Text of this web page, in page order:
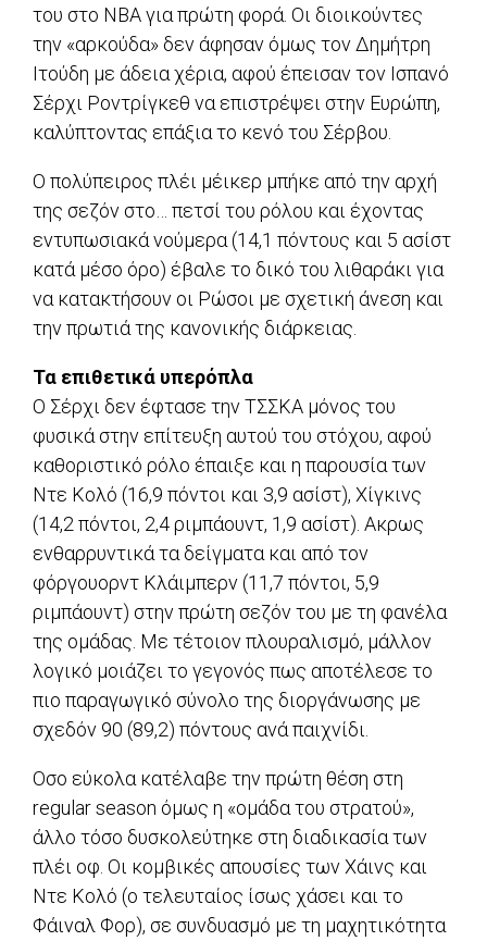
του στο ΝΒΑ για πρώτη φορά. Οι διοικούντες
την «αρκούδα» δεν άφησαν όμως τον Δημήτρη
Ιτούδη με άδεια χέρια, αφού έπεισαν τον Ισπανό
Σέρχι Ροντρίγκεθ να επιστρέψει στην Ευρώπη,
καλύπτοντας επάξια το κενό του Σέρβου.
Ο πολύπειρος πλέι μέικερ μπήκε από την αρχή
της σεζόν στο… πετσί του ρόλου και έχοντας
εντυπωσιακά νούμερα (14,1 πόντους και 5 ασίστ
κατά μέσο όρο) έβαλε το δικό του λιθαράκι για
να κατακτήσουν οι Ρώσοι με σχετική άνεση και
την πρωτιά της κανονικής διάρκειας.
Τα επιθετικά υπερόπλα
Ο Σέρχι δεν έφτασε την ΤΣΣΚΑ μόνος του
φυσικά στην επίτευξη αυτού του στόχου, αφού
καθοριστικό ρόλο έπαιξε και η παρουσία των
Ντε Κολό (16,9 πόντοι και 3,9 ασίστ), Χίγκινς
(14,2 πόντοι, 2,4 ριμπάουντ, 1,9 ασίστ). Ακρως
ενθαρρυντικά τα δείγματα και από τον
φόργουορντ Κλάιμπερν (11,7 πόντοι, 5,9
ριμπάουντ) στην πρώτη σεζόν του με τη φανέλα
της ομάδας. Με τέτοιον πλουραλισμό, μάλλον
λογικό μοιάζει το γεγονός πως αποτέλεσε το
πιο παραγωγικό σύνολο της διοργάνωσης με
σχεδόν 90 (89,2) πόντους ανά παιχνίδι.
Οσο εύκολα κατέλαβε την πρώτη θέση στη
regular season όμως η «ομάδα του στρατού»,
άλλο τόσο δυσκολεύτηκε στη διαδικασία των
πλέι οφ. Οι κομβικές απουσίες των Χάινς και
Ντε Κολό (ο τελευταίος ίσως χάσει και το
Φάιναλ Φορ), σε συνδυασμό με τη μαχητικότητα